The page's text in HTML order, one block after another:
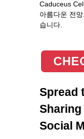
Caduceus
아름다운 전
습니다.
Spread
Social